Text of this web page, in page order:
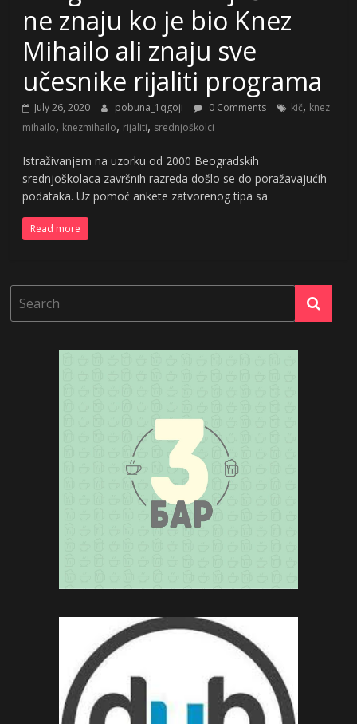
ne znaju ko je bio Knez
Mihailo ali znaju sve
učesnike rijaliti programa
July 26, 2020 pobuna_1qgoji 0 Comments kič, knez
mihailo, knezmihailo, rijaliti, srednjoškolci
Istraživanjem na uzorku od 2000 Beogradskih
srednjoškolaca završnih razreda došlo se do poražavajućih
podataka. Uz pomoć ankete zatvorenog tipa sa
Read more